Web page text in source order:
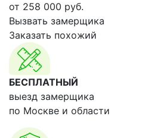
от 258 000 руб.
Вызвать замерщика
Заказать похожий
БЕСПЛАТНЫЙ
выезд замерщика
по Москве и области